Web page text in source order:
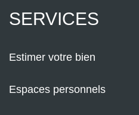
SERVICES
Estimer votre bien
Espaces personnels